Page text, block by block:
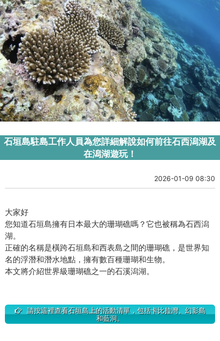
石垣島駐島工作人員為您詳細解說如何前往石西潟湖及
在潟湖遊玩！
2026-01-09 08:30
大家好
您知道石垣島擁有日本最大的珊瑚礁嗎？它也被稱為石西潟
湖。
正確的名稱是橫跨石垣島和西表島之間的珊瑚礁，是世界知
名的浮潛和潛水地點，擁有數百種珊瑚和生物。
本文將介紹世界級珊瑚礁之一的石溪潟湖。
請按這裡查看石垣島上的活動清單，包括卡比拉灣、幻影島
和藍洞。